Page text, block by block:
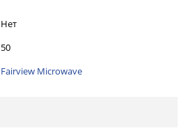
Нет
50
Fairview Microwave